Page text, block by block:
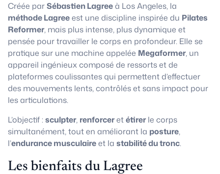
Créée parSébastien Lagreeà Los Angeles, la
méthode Lagreeest une discipline inspirée du Pilates
Reformer, mais plus intense, plus dynamique et
pensée pour travailler le corps en profondeur. Elle se
pratique sur une machine appelée Megaformer, un
appareil ingénieux composé de ressorts et de
plateformes coulissantes qui permettent d’effectuer
des mouvements lents, contrôlés et sans impact pour
les articulations.
L’objectif :sculpter, renforceretétirerle corps
simultanément, tout en améliorant la posture,
l’endurance musculaireet la stabilité du tronc.
Les bienfaits du Lagree